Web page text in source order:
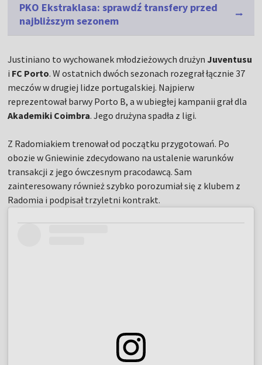
PKO Ekstraklasa: sprawdź transfery przed
najbliższym sezonem
Justiniano to wychowanek młodzieżowych drużyn Juventusu
i FC Porto. W ostatnich dwóch sezonach rozegrał łącznie 37
meczów w drugiej lidze portugalskiej. Najpierw
reprezentował barwy Porto B, a w ubiegłej kampanii grał dla
Akademiki Coimbra. Jego drużyna spadła z ligi.
Z Radomiakiem trenował od początku przygotowań. Po
obozie w Gniewinie zdecydowano na ustalenie warunków
transakcji z jego ówczesnym pracodawcą. Sam
zainteresowany również szybko porozumiał się z klubem z
Radomia i podpisał trzyletni kontrakt.